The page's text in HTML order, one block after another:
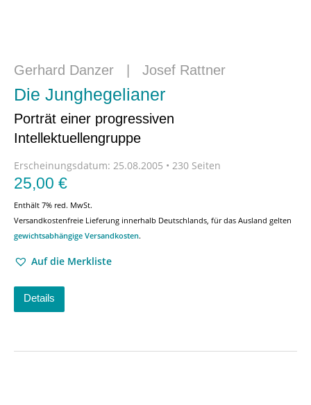
Gerhard Danzer Josef Rattner
Die Junghegelianer
Porträt einer progressiven
Intellektuellengruppe
Erscheinungsdatum: 25.08.2005 • 230 Seiten
25,00 €
Enthält 7% red. MwSt.
Versandkostenfreie Lieferung innerhalb Deutschlands, für das Ausland gelten
gewichtsabhängige Versandkosten.
Auf die Merkliste
Details